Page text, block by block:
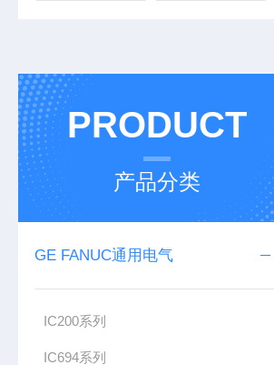
PRODUCT
产品分类
GE FANUC通用电气
IC200系列
IC694系列